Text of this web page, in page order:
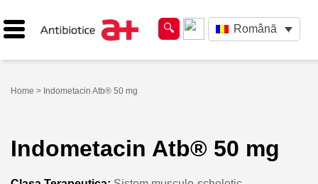
Română
Home > Indometacin Atb® 50 mg
Indometacin Atb® 50 mg